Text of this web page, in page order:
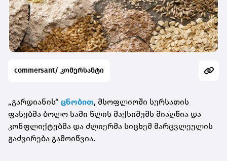
commersant/ კომერსანტი
„გარდიანის“ ცნობით, მსოფლიოში სურსათის
ფასებმა ბოლო სამი წლის მაქსიმუმს მიაღწია და
კონფლიქტებმა და ძლიერმა სიცხემ მარცვლეულის
გაძვირება გამოიწვია.